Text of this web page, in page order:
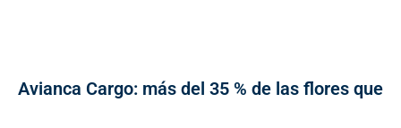
Avianca Cargo: más del 35 % de las flores que